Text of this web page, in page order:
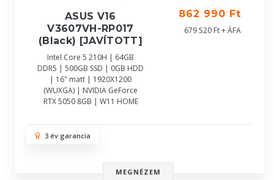
ASUS V16
V3607VH-RP017
(Black) [JAVÍTOTT]
Intel Core 5 210H | 64GB
DDR5 | 500GB SSD | 0GB HDD
| 16" matt | 1920X1200
(WUXGA) | NVIDIA GeForce
RTX 5050 8GB | W11 HOME
862 990 Ft
679 520 Ft + ÁFA
3 év garancia
MEGNÉZEM